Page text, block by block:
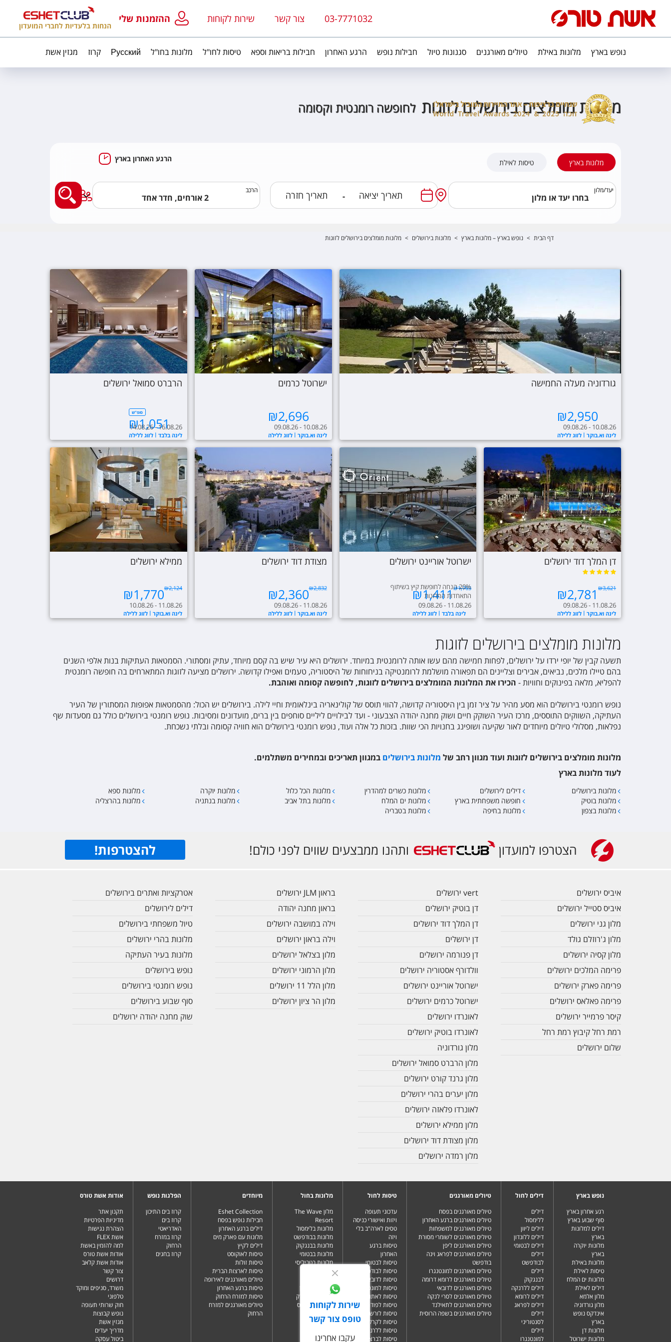
03-7771032 צור קשר שירות לקוחות ההזמנות שלי
הנחות בלעדיות לחברי המועדון
נופש בארץ מלונות באילת טיולים מאורגנים סגנונות טיול חבילות נופש הרגע האחרון חבילות בריאות וספא טיסות לחו"ל מלונות בחו"ל Русский קרוז מגזין אשת
שירות לקוחות
טופס צור קשר
עקבו אחרינו
מלונות מומלצים בירושלים לזוגות לחופשה רומנטית וקסומה
מלונות בארץ טיסות לאילת הרגע האחרון בארץ
יעד/מלון
-
הרכב מצאו לי מלון בארץ
דף הבית > נופש בארץ – מלונות בארץ > מלונות בירושלים > מלונות מומלצים בירושלים לזוגות
גורדוניה מעלה החמישה
₪2,950
לינה וא.בוקר לזוג ללילה
09.08.26 - 10.08.26
ישרוטל כרמים
₪2,696
לינה וא.בוקר לזוג ללילה
09.08.26 - 10.08.26
הרברט סמואל ירושלים
סופ"ש
₪1,051
לינה בלבד לזוג ללילה
14.08.26 - 16.08.26
דן המלך דוד ירושלים
₪2,781 ₪3,621
לינה וא.בוקר לזוג ללילה
09.08.26 - 11.08.26
ישרוטל אוריינט ירושלים
₪1,411₪1,763
לינה בלבד לזוג ללילה
20% הנחה לחופשת קיץ בשיתוף
התאחדות המלונות
09.08.26 - 11.08.26
מצודת דוד ירושלים
₪2,360₪2,832
לינה וא.בוקר לזוג ללילה
09.08.26 - 11.08.26
ממילא ירושלים
₪1,770₪2,124
לינה וא.בוקר לזוג ללילה
10.08.26 - 11.08.26
מלונות מומלצים בירושלים לזוגות
תשעה קבין של יופי ירדו על ירושלים, לפחות חמישה מהם עשו אותה לרומנטית במיוחד. ירושלים היא עיר שיש בה קסם מיוחד, עתיק ומסתורי. הסמטאות העתיקות בנות אלפי השנים
בהם טיילו מלכים, נביאים, אבירים וצליינים הם תפאורה מושלמת לרומנטיקה בניחוחות של היסטוריה, טעמים ואפילו קדושה. ירושלים מציעה לזוגות המתארחים בה חופשה רומנטית
להפליא, מלאה בפינוקים וחוויות - הכירו את המלונות המומלצים בירושלים לזוגות, לחופשה קסומה ואוהבת.
נופש רומנטי בירושלים הוא מסע מהיר על ציר זמן בין היסטוריה קדושה, להווי תוסס של קולינאריה בינלאומית וחיי לילה. בירושלים יש הכול: מהסמטאות אפופות המסתורין של העיר
העתיקה, השווקים התוססים, מרכז העיר השוקק חיים ושוק מחנה יהודה הצבעוני - ועד לבילויים ליליים סוחפים בין ברים, מועדונים ומסיבות. נופש רומנטי בירושלים כולל גם מסעדות שף
נפלאות, מסלולי טיולים מיוחדים לאור שקיעה ושופינג בחנויות הכי שוות. בזכות כל אלה ועוד, נופש רומנטי בירושלים הוא חוויה קסומה ובלתי נשכחת.
מלונות מומלצים בירושלים לזוגות ועוד מגוון רחב של מלונות בירושלים במגוון תאריכים ובמחירים משתלמים.
לעוד מלונות בארץ
מלונות בירושלים דילים לירושלים מלונות כשרים למהדרין מלונות הכל כלול מלונות יוקרה
מלונות ספא
מלונות בוטיק
חופשה משפחתית בארץ מלונות ים המלח מלונות בתל אביב מלונות בנתניה
מלונות בהרצליה
מלונות בצפון
מלונות בחיפה מלונות בטבריה
הצטרפו למועדון ותהנו ממבצעים שווים לפני כולם! להצטרפות!
איביס ירושלים
איביס סטייל ירושלים
מלון גני ירושלים
מלון ג'רוזלם גולד
מלון קסיה ירושלים
פרימה המלכים ירושלים
פרימה פארק ירושלים
פרימה פאלאס ירושלים
קיסר פרמייר ירושלים
רמת רחל קיבוץ רמת רחל
שלום ירושלים
vert ירושלים
דן בוטיק ירושלים
דן המלך דוד ירושלים
דן ירושלים
דן פנורמה ירושלים
וולדורף אסטוריה ירושלים
ישרוטל אוריינט ירושלים
ישרוטל כרמים ירושלים
לאונרדו ירושלים
לאונרדו בוטיק ירושלים
מלון גורדוניה
מלון הרברט סמואל ירושלים
מלון גרנד קורט ירושלים
מלון יערים בהרי ירושלים
לאונרדו פלאזה ירושלים
מלון ממילא ירושלים
מלון מצודת דוד ירושלים
מלון רמדה ירושלים
בראון JLM ירושלים
בראון מחנה יהודה
וילה במושבה ירושלים
וילה בראון ירושלים
מלון בצלאל ירושלים
מלון הרמוני ירושלים
מלון הלל 11 ירושלים
מלון הר ציון ירושלים
אטרקציות ואתרים בירושלים
דילים לירושלים
טיול משפחתי בירושלים
מלונות בהרי ירושלים
מלונות בעיר העתיקה
נופש בירושלים
נופש רומנטי בירושלים
סוף שבוע בירושלים
שוק מחנה יהודה ירושלים
נופש בארץ
רגע אחרון בארץ
סוף שבוע בארץ
דילים למלונות
בארץ
מלונות יוקרה
בארץ
מלונות באילת
טיסות לאילת
מלונות ים המלח
דילים לאילת
מלון אלמא
מלון גורדוניה
אינדקס נופש
בארץ
מלונות דן
מלונות ישרוטל
דילים לחול
דילים
ללימסול
דילים ליוון
דילים ללונדון
דילים לבטומי
דילים
לבודפשט
דילים
לבנגקוק
דילים ללרנקה
דילים לרומא
דילים לפראג
דילים
לסנטוריני
דילים
למונטנגרו
טיולים מאורגנים
טיולים מאורגנים בפסח
טיולים מאורגנים ברגע האחרון
טיולים מאורגנים למשפחות
טיולים מאורגנים לשומרי מסורת
טיולים מאורגנים ליפן
טיולים מאורגנים לפראג וינה
בודפשט
טיולים מאורגנים למונטנגרו
טיולים מאורגנים לרומא דרומה
טיולים מאורגנים לדובאי
טיולים מאורגנים לסרי לנקה
טיולים מאורגנים לתאילנד
טיולים מאורגנים בשפה הרוסית
טיסות לחול
עדכוני תעופה
ויזות ואישורי כניסה
טסים לארה"ב בלי
ויזה
טיסות ברגע
האחרון
טיסות לבטומי
טיסות לבודפשט
טיסות לדובאי
טיסות למונטנגרו
טיסות לאתונה
טיסות לפודגוריצה
טיסות לורשה
טיסות לקרקוב
טיסות ללרנקה
טיסות לברצלונה
מלונות בחול
מלון The Wave
Resort
מלונות בלימסול
מלונות בבודפשט
מלונות בבנגקוק
מלונות בבטומי
מלונות בטביליסי
מלונות בברלין
מלונות בלונדון
מלונות בניו יורק
מלונות בפאפוס
מיוחדים
Eshet Collection
חבילות נופש בפסח
דילים ברגע האחרון
מלונות עם פארק מים
דילים לקיץ
טיסות לאוקוסט
טיסות זולות
טיסות לארצות הברית
טיולים מאורגנים לאירופה
טיסות ברגע האחרון
טיסות למזרח הרחוק
טיולים מאורגנים למזרח
הרחוק
הפלגות נופש
קרוז בים התיכון
קרוז בים
האדריאטי
קרוז במזרח
הרחוק
קרוז בחגים
אודות אשת טורס
תקנון אתר
מדיניות הפרטיות
הצהרת נגישות
אשת FLEX
למה להזמין באשת
אודות אשת טורס
אודות אשת קלאב
צור קשר
דרושים
משרד, סניפים ומוקד
טלפוני
חוק שרותי תעופה
נופש קבוצות
מגזין אשת
מדריך יעדים
ביטול עסקה